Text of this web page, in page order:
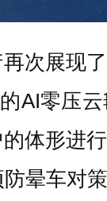
次展现
AI零压
体形进
晕车对